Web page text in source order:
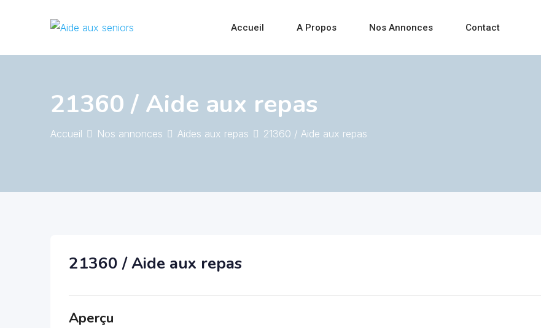
Accueil A Propos Nos Annonces Contact
21360 / Aide aux repas
Accueil Nos annonces Aides aux repas 21360 / Aide aux repas
21360 / Aide aux repas
Aperçu